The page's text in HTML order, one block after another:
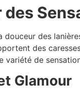
des
douceur des
des
variété de
Glamour